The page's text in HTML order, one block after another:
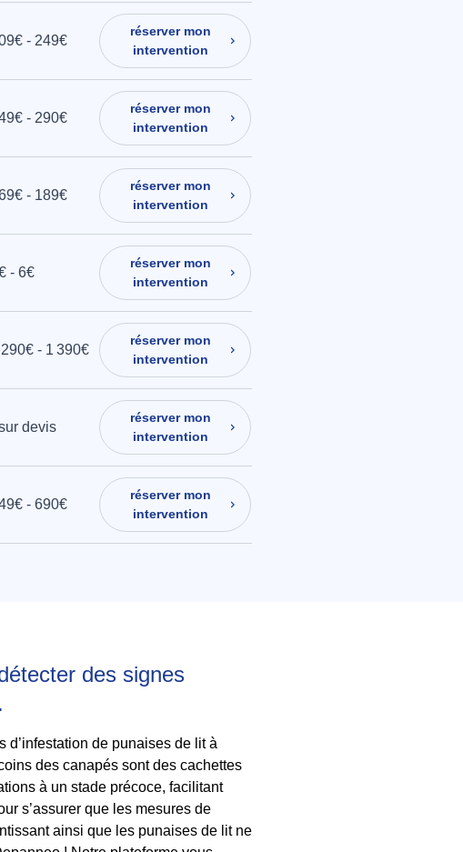
- 249€
réserver mon
intervention
- 290€
réserver mon
intervention
- 189€
réserver mon
intervention
- 6€
réserver mon
intervention
290€ - 1 390€
réserver mon
intervention
devis
réserver mon
intervention
- 690€
réserver mon
intervention
des signes
d’infestation de punaises de lit à
des canapés sont des cachettes
à un stade précoce, facilitant
s’assurer que les mesures de
ainsi que les punaises de lit ne